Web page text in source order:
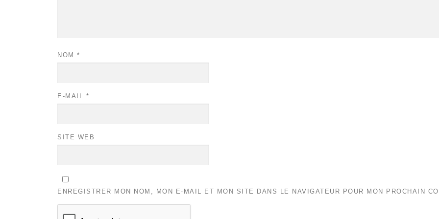
NOM *
E-MAIL *
SITE WEB
ENREGISTRER MON NOM, MON E-MAIL ET MON SITE DANS LE NAVIGATEUR POUR MON PROCHAIN